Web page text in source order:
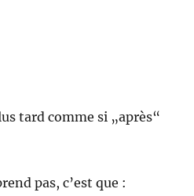
tard comme si „après“
pas, c’est que :